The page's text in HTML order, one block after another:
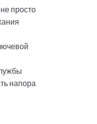
просто
напора